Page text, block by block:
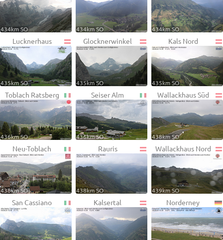
434km SO 434km SO 434km SO
Lucknerhaus
435km SO
Glocknerwinkel
435km SO
Kals Nord
435km SO
Toblach Ratsberg
436km SO
Seiser Alm
436km SO
Wallackhaus Süd
438km SO
Neu-Toblach
438km SO
Rauris
438km SO
Wallackhaus Nord
439km SO
San Cassiano Kalsertal Norderney